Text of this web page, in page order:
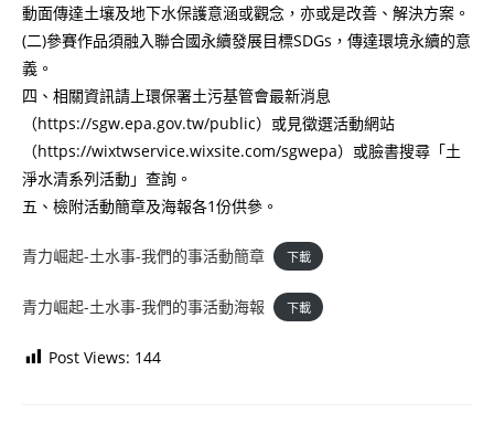
動面傳達土壤及地下水保護意涵或觀念，亦或是改善、解決方案。
(二)參賽作品須融入聯合國永續發展目標SDGs，傳達環境永續的意
義。
四、相關資訊請上環保署土污基管會最新消息
（https://sgw.epa.gov.tw/public）或見徵選活動網站
（https://wixtwservice.wixsite.com/sgwepa）或臉書搜尋「土
淨水清系列活動」查詢。
五、檢附活動簡章及海報各1份供參。
青力崛起-土水事-我們的事活動簡章 下載
青力崛起-土水事-我們的事活動海報 下載
Post Views: 144